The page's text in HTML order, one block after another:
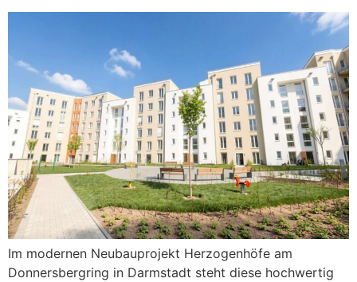
Im modernen Neubauprojekt Herzogenhöfe am
Donnersbergring in Darmstadt steht diese hochwertig